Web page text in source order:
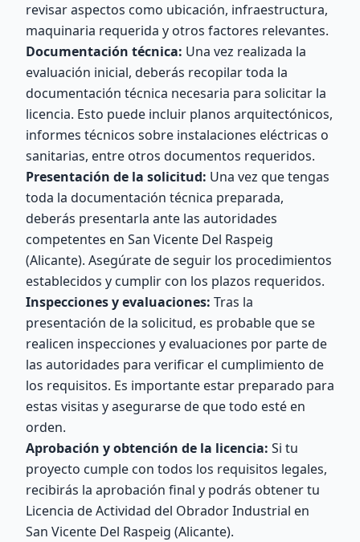
revisar aspectos como ubicación, infraestructura,
maquinaria requerida y otros factores relevantes.
Documentación técnica: Una vez realizada la
evaluación inicial, deberás recopilar toda la
documentación técnica necesaria para solicitar la
licencia. Esto puede incluir planos arquitectónicos,
informes técnicos sobre instalaciones eléctricas o
sanitarias, entre otros documentos requeridos.
Presentación de la solicitud: Una vez que tengas
toda la documentación técnica preparada,
deberás presentarla ante las autoridades
competentes en San Vicente Del Raspeig
(Alicante). Asegúrate de seguir los procedimientos
establecidos y cumplir con los plazos requeridos.
Inspecciones y evaluaciones: Tras la
presentación de la solicitud, es probable que se
realicen inspecciones y evaluaciones por parte de
las autoridades para verificar el cumplimiento de
los requisitos. Es importante estar preparado para
estas visitas y asegurarse de que todo esté en
orden.
Aprobación y obtención de la licencia: Si tu
proyecto cumple con todos los requisitos legales,
recibirás la aprobación final y podrás obtener tu
Licencia de Actividad del Obrador Industrial en
San Vicente Del Raspeig (Alicante).